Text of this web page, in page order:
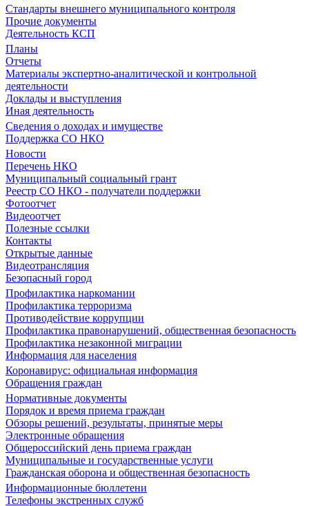
Стандарты внешнего муниципального контроля
Прочие документы
Деятельность КСП
Планы
Отчеты
Материалы экспертно-аналитической и контрольной
деятельности
Доклады и выступления
Иная деятельность
Сведения о доходах и имуществе
Поддержка СО НКО
Новости
Перечень НКО
Муниципальный социальный грант
Реестр СО НКО - получатели поддержки
Фотоотчет
Видеоотчет
Полезные ссылки
Контакты
Открытые данные
Видеотрансляция
Безопасный город
Профилактика наркомании
Профилактика терроризма
Противодействие коррупции
Профилактика правонарушений, общественная безопасность
Профилактика незаконной миграции
Информация для населения
Коронавирус: официальная информация
Обращения граждан
Нормативные документы
Порядок и время приема граждан
Обзоры решений, результаты, принятые меры
Электронные обращения
Общероссийский день приема граждан
Муниципальные и государственные услуги
Гражданская оборона и общественная безопасность
Информационные бюллетени
Телефоны экстренных служб